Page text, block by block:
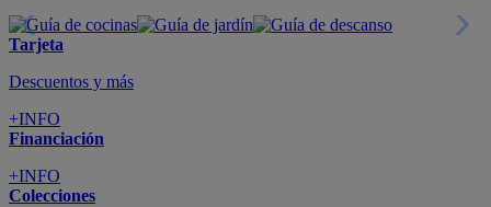
Tarjeta
Descuentos y más
+INFO
Financiación
+INFO
Colecciones